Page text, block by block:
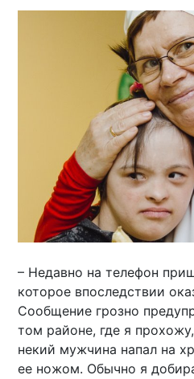
– Недавно на телефон
которое впоследствии
Сообщение грозно
том районе, где я
некий мужчина напал на
ее ножом. Обычно я